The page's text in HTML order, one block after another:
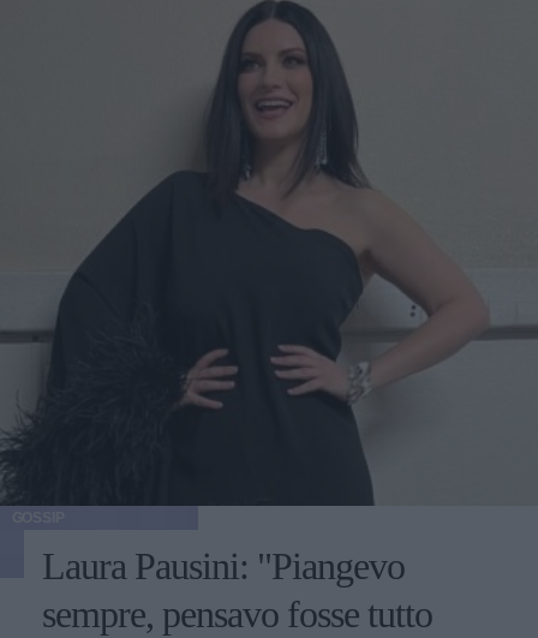
Laura Pausini: "Piangevo
sempre, pensavo fosse tutto